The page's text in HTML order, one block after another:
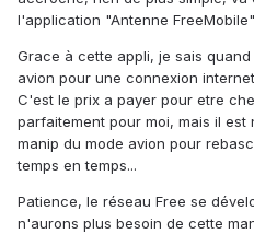
l'application "Antenne
Grace à cette appli, je sais
avion pour une connexion
C'est le prix a payer pour etre
parfaitement pour moi, mais il
manip du mode avion pour
temps en temps...
Patience, le réseau Free se
n'aurons plus besoin de cette